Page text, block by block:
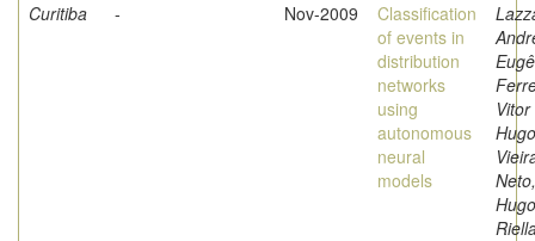
Curitiba - Nov-2009
Classification
of events in
distribution
networks
using
autonomous
neural
models
Vitor
Neto,